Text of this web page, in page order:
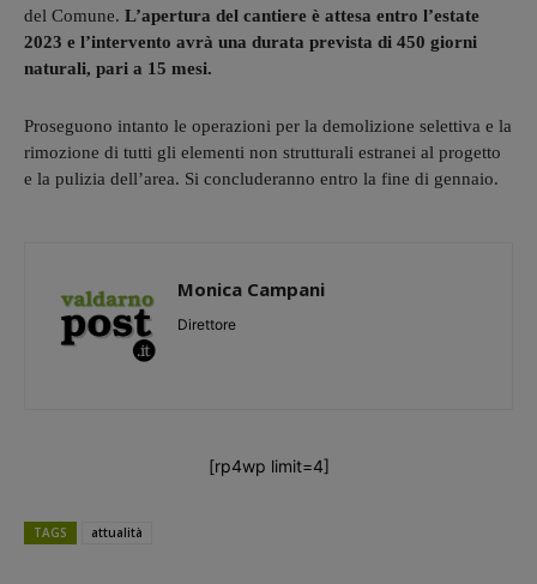
del Comune. L’apertura del cantiere è attesa entro l’estate
2023 e l’intervento avrà una durata prevista di 450 giorni
naturali, pari a 15 mesi.
Proseguono intanto le operazioni per la demolizione selettiva e la
rimozione di tutti gli elementi non strutturali estranei al progetto
e la pulizia dell’area. Si concluderanno entro la fine di gennaio.
Monica Campani
Direttore
[rp4wp limit=4]
TAGS attualità